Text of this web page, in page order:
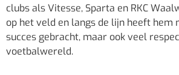
clubs als Vitesse, Sparta en RKC
op het veld en langs de lijn heeft hem
succes gebracht, maar ook veel
voetbalwereld.